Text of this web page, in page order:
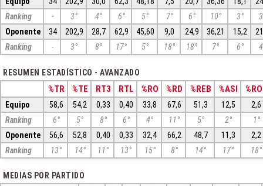
Ranking
- 3° 4° 6° 5° 7° 6° 10° 3°
Oponente
34 202,9 28,7 62,9 45,60 9,0 24,9 36,21 15,2
Ranking
- 3° 8° 17° 5° 18° 18° 7° 6°
RESUMEN ESTADÍSTICO - AVANZADO
%TR %TE RT3 RTL %RO %RD %REB %ASI
Equipo 58,6 54,2 0,33 0,40 33,8 67,6 51,3 12,5
2,6
Ranking
6° 5° 8° 6° 4° 11° 5° 2°
1°
Oponente
56,6 52,8 0,40 0,33 32,4 66,2 48,7 11,3
2,2
Ranking
13° 14° 11° 13° 15° 8° 14° 17° 18°
MEDIAS POR PARTIDO